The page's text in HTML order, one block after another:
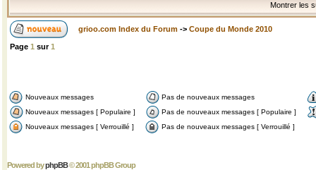
Montrer les
grioo.com Index du Forum -> Coupe du Monde 2010
Page 1 sur1
Nouveaux messages
Pas de nouveaux messages
Nouveaux messages [ Populaire ]
Pas de nouveaux messages [ Populaire ]
Nouveaux messages [ Verrouillé ]
Pas de nouveaux messages [ Verrouillé ]
Powered byphpBB© 2001 phpBB Group